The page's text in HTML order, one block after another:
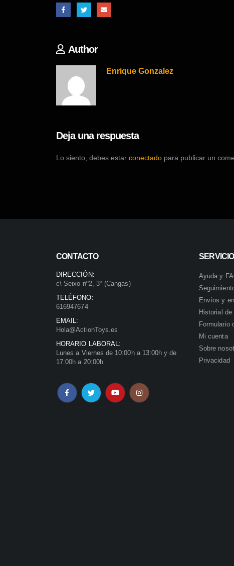
Author
Enrique Gonzalez
Deja una respuesta
Lo siento, debes estar conectado para publicar un
CONTACTO
DIRECCIÓN:
c\ Seixo nº2, 3º (Cangas)
TELÉFONO:
616947674
EMAIL:
Hola@ActionToys.es
HORARIO LABORAL:
Lunes a Viernes de 10:00h a 13:00h y de
17:00h a 20:00h
Ayuda y
Envíos y
Historial de
Formulario
Mi cuenta
Sobre
Privacidad